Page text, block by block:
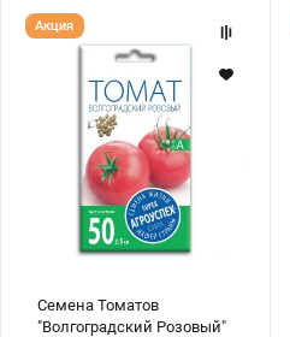
Семена
Томатов
"Волгоградский
Семена Томатов
"Волгоградский Розовый"
Акция